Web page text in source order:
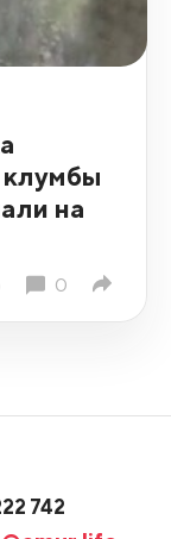
на
0
742